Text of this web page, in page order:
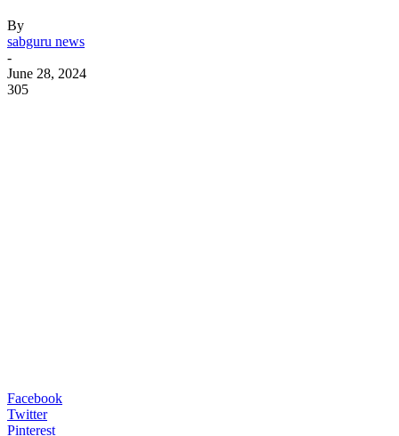
By
sabguru news
-
June 28, 2024
305
Facebook
Twitter
Pinterest